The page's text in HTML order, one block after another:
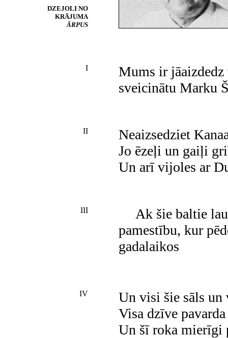
DZEJOLI NO
KRĀJUMA
ĀRPUS
I
Mums ir jāaizdedz
sveicinātu Marku
II
Neaizsedziet
Jo ēzeļi un gaiļi
Un arī vijoles ar
III Ak šiebaltie
pamestību, kur
gadalaikos
IV
Un visi šie sāls un
Visa dzīve
Un šī roka mierīgi